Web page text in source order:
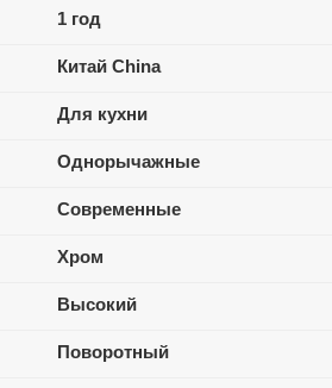
1 год
Китай China
Для кухни
Однорычажные
Современные
Хром
Высокий
Поворотный